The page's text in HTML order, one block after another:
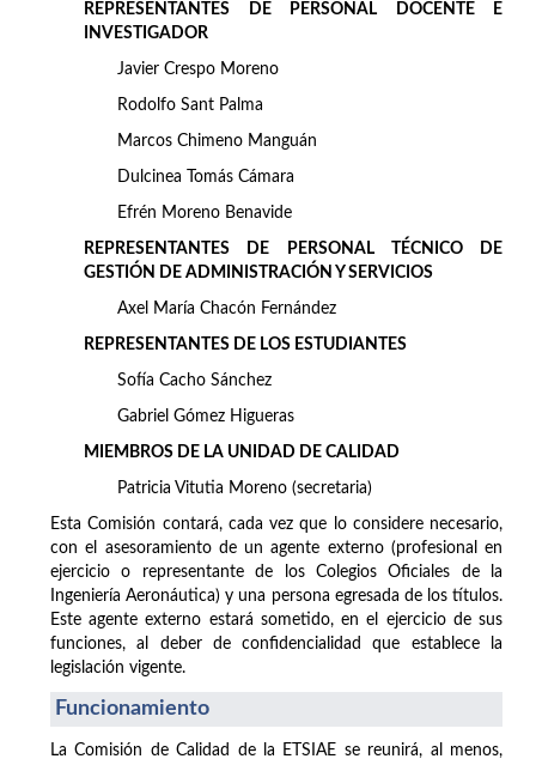
REPRESENTANTES DE PERSONAL DOCENTE E
INVESTIGADOR
Javier Crespo Moreno
Rodolfo Sant Palma
Marcos Chimeno Manguán
Dulcinea Tomás Cámara
Efrén Moreno Benavide
REPRESENTANTES DE PERSONAL TÉCNICO DE
GESTIÓN DE ADMINISTRACIÓN Y SERVICIOS
Axel María Chacón Fernández
REPRESENTANTES DE LOS ESTUDIANTES
Sofía Cacho Sánchez
Gabriel Gómez Higueras
MIEMBROS DE LA UNIDAD DE CALIDAD
Patricia Vitutia Moreno (secretaria)
Esta Comisión contará, cada vez que lo considere necesario,
con el asesoramiento de un agente externo (profesional en
ejercicio o representante de los Colegios Oficiales de la
Ingeniería Aeronáutica) y una persona egresada de los títulos.
Este agente externo estará sometido, en el ejercicio de sus
funciones, al deber de confidencialidad que establece la
legislación vigente.
Funcionamiento
La Comisión de Calidad de la ETSIAE se reunirá, al menos,